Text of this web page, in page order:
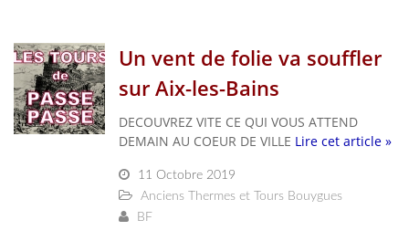
Un vent de folie va souffler
sur Aix-les-Bains
DECOUVREZ VITE CE QUI VOUS ATTEND
DEMAIN AU COEUR DE VILLE Lire cet article »
11 Octobre 2019
Anciens Thermes et Tours Bouygues
BF